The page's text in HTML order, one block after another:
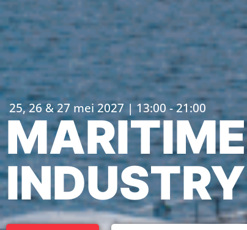
25, 26 & 27 mei 2027 | 13:00 - 21:00
MARITIME
INDUSTRY